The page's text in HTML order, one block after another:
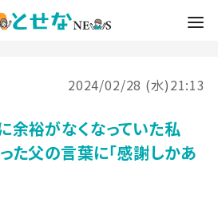
2024/02/28 (水)21:13
余裕がなくなっていた私
た父の言葉に「感謝しかあ